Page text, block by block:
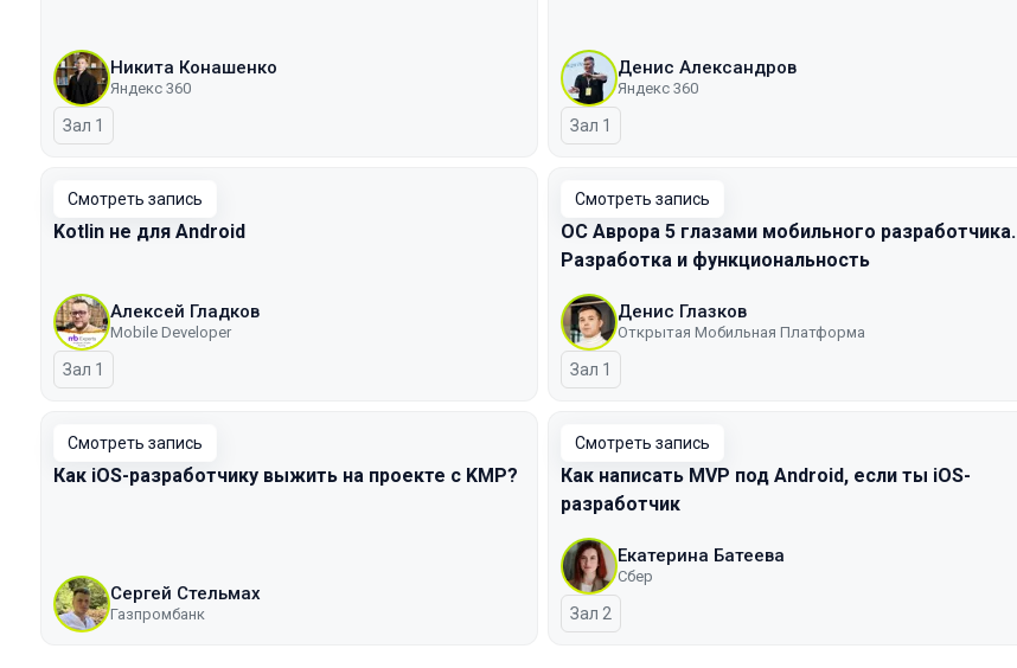
Никита Конашенко
Яндекс 360
Зал 1
Денис Александров
Яндекс 360
Зал 1
Смотреть запись
Kotlin не для Android
Алексей Гладков
Mobile Developer
Зал 1
Смотреть запись
ОС Аврора 5 глазами мобильного разработчика.
Разработка и функциональность
Денис Глазков
Открытая Мобильная Платформа
Зал 1
Смотреть запись
Как iOS-разработчику выжить на проекте с KMP?
Сергей Стельмах
Газпромбанк
Смотреть запись
Как написать MVP под Android, если ты iOS-
разработчик
Екатерина Батеева
Сбер
Зал 2